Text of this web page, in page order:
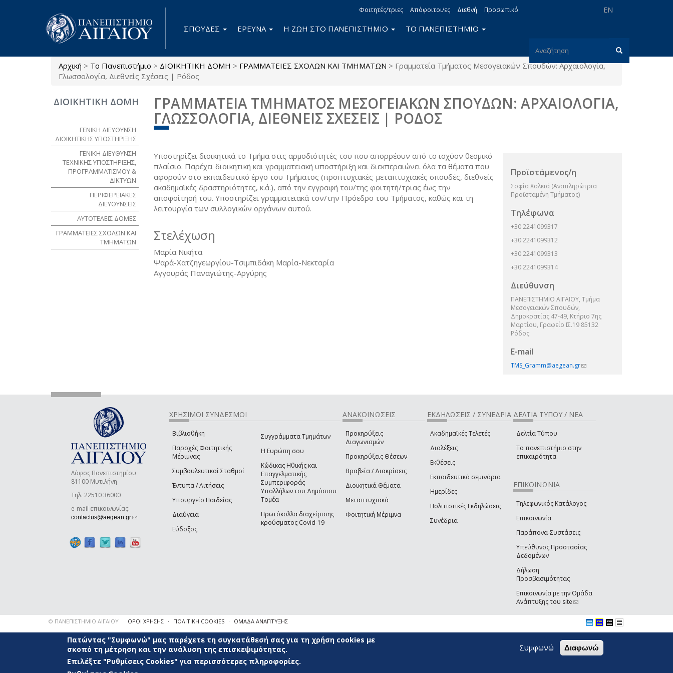
EN
Φοιτητές/τριες Απόφοιτοι/ες Διεθνή Προσωπικό
Φόρμα
αναζήτησης
Αναζήτηση
ΣΠΟΥΔΕΣ ΕΡΕΥΝΑ Η ΖΩΗ ΣΤΟ ΠΑΝΕΠΙΣΤΗΜΙΟ ΤΟ ΠΑΝΕΠΙΣΤΗΜΙΟ
Είστε εδώ
Αρχική > Το Πανεπιστήμιο > ΔΙΟΙΚΗΤΙΚΗ ΔΟΜΗ > ΓΡΑΜΜΑΤΕΙΕΣ ΣΧΟΛΩΝ ΚΑΙ ΤΜΗΜΑΤΩΝ > Γραμματεία Τμήματος Μεσογειακών Σπουδών: Αρχαιολογία,
Γλωσσολογία, Διεθνείς Σχέσεις | Ρόδος
ΓΡΑΜΜΑΤΕΙΑ ΤΜΗΜΑΤΟΣ ΜΕΣΟΓΕΙΑΚΩΝ ΣΠΟΥΔΩΝ: ΑΡΧΑΙΟΛΟΓΙΑ,
ΓΛΩΣΣΟΛΟΓΙΑ, ΔΙΕΘΝΕΙΣ ΣΧΕΣΕΙΣ | ΡΟΔΟΣ
Υποστηρίζει διοικητικά το Τμήμα στις αρμοδιότητές του που απορρέουν από το ισχύον θεσμικό
πλαίσιο. Παρέχει διοικητική και γραμματειακή υποστήριξη και διεκπεραιώνει όλα τα θέματα που
αφορούν στο εκπαιδευτικό έργο του Τμήματος (προπτυχιακές-μεταπτυχιακές σπουδές, διεθνείς
ακαδημαϊκές δραστηριότητες, κ.ά.), από την εγγραφή του/της φοιτητή/τριας έως την
αποφοίτησή του. Υποστηρίζει γραμματειακά τον/την Πρόεδρο του Τμήματος, καθώς και τη
λειτουργία των συλλογικών οργάνων αυτού.
Στελέχωση
Μαρία Νικήτα
Ψαρά-Χατζηγεωργίου-Τσιμπιδάκη Μαρία-Νεκταρία
Αγγουράς Παναγιώτης-Αργύρης
Προϊστάμενος/η
Σοφία Χαλκιά (Αναπληρώτρια
Προϊσταμένη Τμήματος)
Τηλέφωνα
+30 2241099317
+30 2241099312
+30 2241099313
+30 2241099314
Διεύθυνση
ΠΑΝΕΠΙΣΤΗΜΙΟ ΑΙΓΑΙΟΥ, Τμήμα
Μεσογειακών Σπουδών,
Δημοκρατίας 47-49, Κτήριο 7ης
Μαρτίου, Γραφείο ΙΣ.19 85132
Ρόδος
E-mail
TMS_Gramm@aegean.gr(link sends e-
ΔΙΟΙΚΗΤΙΚΗ ΔΟΜΗ
ΓΕΝΙΚΗ ΔΙΕΥΘΥΝΣΗ
ΔΙΟΙΚΗΤΙΚΗΣ ΥΠΟΣΤΗΡΙΞΗΣ
ΓΕΝΙΚΗ ΔΙΕΥΘΥΝΣΗ
ΤΕΧΝΙΚΗΣ ΥΠΟΣΤΗΡΙΞΗΣ,
ΠΡΟΓΡΑΜΜΑΤΙΣΜΟΥ &
ΔΙΚΤΥΩΝ
ΠΕΡΙΦΕΡΕΙΑΚΕΣ
ΔΙΕΥΘΥΝΣΕΙΣ
ΑΥΤΟΤΕΛΕΙΣ ΔΟΜΕΣ
ΓΡΑΜΜΑΤΕΙΕΣ ΣΧΟΛΩΝ ΚΑΙ
ΤΜΗΜΑΤΩΝ
Λόφος Πανεπιστημίου
81100 Μυτιλήνη
Τηλ. 22510 36000
e-mail επικοινωνίας:
contactus@aegean.gr(link sends e-mail)
ΧΡΗΣΙΜΟΙ ΣΥΝΔΕΣΜΟΙ
Βιβλιοθήκη
Παροχές Φοιτητικής
Μέριμνας
Συμβουλευτικοί Σταθμοί
Έντυπα / Αιτήσεις
Υπουργείο Παιδείας
Διαύγεια
Εύδοξος
Συγγράμματα Τμημάτων
Η Ευρώπη σου
Κώδικας Ηθικής και
Επαγγελματικής
Συμπεριφοράς
Υπαλλήλων του Δημόσιου
Τομέα
Πρωτόκολλα διαχείρισης
κρούσματος Covid-19
ΑΝΑΚΟΙΝΩΣΕΙΣ
Προκηρύξεις
Διαγωνισμών
Προκηρύξεις Θέσεων
Βραβεία / Διακρίσεις
Διοικητικά Θέματα
Μεταπτυχιακά
Φοιτητική Μέριμνα
ΕΚΔΗΛΩΣΕΙΣ / ΣΥΝΕΔΡΙΑ
Ακαδημαϊκές Τελετές
Διαλέξεις
Εκθέσεις
Εκπαιδευτικά σεμινάρια
Ημερίδες
Πολιτιστικές Εκδηλώσεις
Συνέδρια
ΔΕΛΤΙΑ ΤΥΠΟΥ / ΝΕΑ
Δελτία Τύπου
Το πανεπιστήμιο στην
επικαιρότητα
ΕΠΙΚΟΙΝΩΝΙΑ
Τηλεφωνικός Κατάλογος
Επικοινωνία
Παράπονα-Συστάσεις
Υπεύθυνος Προστασίας
Δεδομένων
Δήλωση
Προσβασιμότητας
Επικοινωνία με την Ομάδα
Ανάπτυξης του site(link sends e-mail)
© ΠΑΝΕΠΙΣΤΗΜΙΟ ΑΙΓΑΙΟΥ ΟΡΟΙ ΧΡΗΣΗΣ ΠΟΛΙΤΙΚΗ COOKIES ΟΜΑΔΑ ΑΝΑΠΤΥΞΗΣ
Πατώντας "Συμφωνώ" μας παρέχετε τη συγκατάθεσή σας για τη χρήση cookies με
σκοπό τη μέτρηση και την ανάλυση της επισκεψιμότητας.
Επιλέξτε "Ρυθμίσεις Cookies" για περισσότερες πληροφορίες.
Συμφωνώ Διαφωνώ